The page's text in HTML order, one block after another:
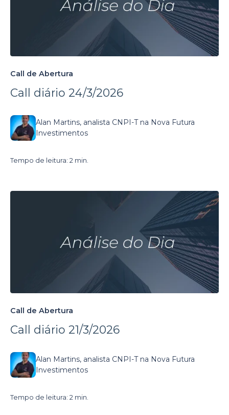
Call de Abertura
Call diário 24/3/2026
Alan Martins, analista CNPI-T na Nova Futura
Investimentos
Tempo de leitura: 2 min.
Call de Abertura
Call diário 21/3/2026
Alan Martins, analista CNPI-T na Nova Futura
Investimentos
Tempo de leitura: 2 min.